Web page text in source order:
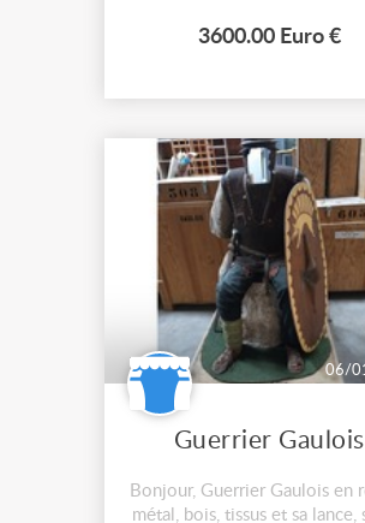
bien, portes sur charnières,
batteuses que n...
3600.00 Euro €
06/
Guerrier Gaulois
Bonjour, Guerrier Gaulois en
métal, bois, tissus et sa lance,